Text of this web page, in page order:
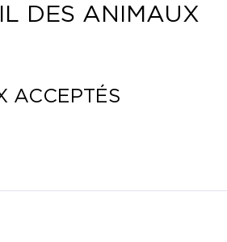
DES ANIMAUX
ACCEPTÉS